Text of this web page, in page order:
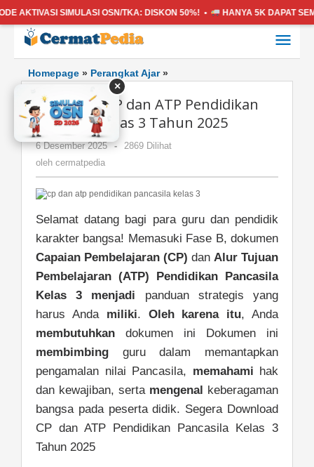
Lewati
konten
SIMULASI OSN/TKA: DISKON 50%! • HANYA 5K DAPAT SEMUA
Homepage » Perangkat Ajar »Download
dan
ATP
Pendidikan
Pancasila
3
Tahun
Download CP dan ATP Pendidikan
Pancasila Kelas 3 Tahun 2025
6 Desember 2025 oleh
-
2869 Dilihat
oleh cermatpedia
Selamat datang bagi para guru dan pendidik
karakter bangsa! Memasuki Fase B, dokumen
Capaian Pembelajaran (CP) dan Alur Tujuan
Pembelajaran (ATP) Pendidikan Pancasila
Kelas 3
menjadi panduan strategis yang
harus Anda miliki. Oleh karena itu, Anda
membutuhkan dokumen ini Dokumen ini
membimbing guru dalam memantapkan
pengamalan nilai Pancasila, memahami hak
dan kewajiban, serta mengenal keberagaman
bangsa pada peserta didik. Segera Download
CP dan ATP Pendidikan Pancasila Kelas 3
Tahun 2025
×